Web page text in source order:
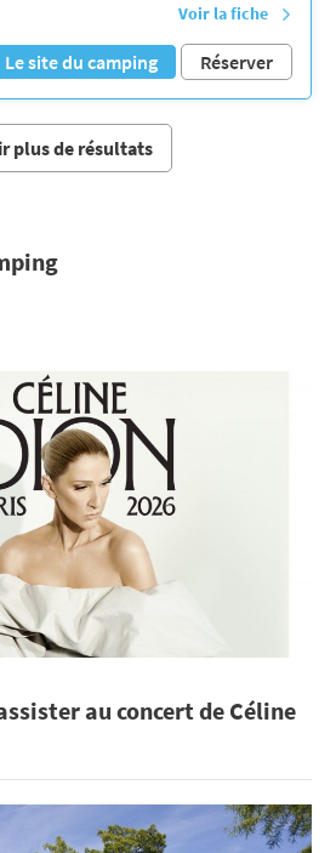
Voir la fiche
Le site du camping Réserver
plus de résultats
au concert de Céline